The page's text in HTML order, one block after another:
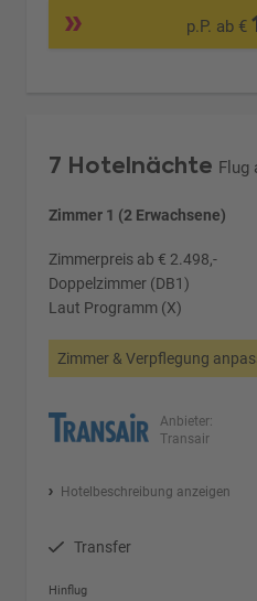
p.P. ab €
7 Hotelnächte Flug
Zimmer 1 (2 Erwachsene)
Zimmerpreis ab € 2.498,-
Doppelzimmer (DB1)
Laut Programm (X)
Zimmer & Verpflegung
Anbieter:
Transair
Hotelbeschreibung anzeigen
Transfer
Hinflug